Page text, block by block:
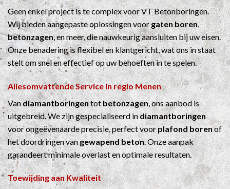
Geen enkel project is te complex voor VT Betonboringen.
Wij bieden aangepaste oplossingen voorgaten boren,
betonzagen, en meer, die nauwkeurig aansluiten bij uw eisen.
Onze benadering is flexibel en klantgericht, wat ons in staat
stelt om snel en effectief op uw behoeften in te spelen.
Allesomvattende Service in regio Menen
Vandiamantboringentotbetonzagen, ons aanbod is
uitgebreid. We zijn gespecialiseerd indiamantboringen
voor ongeëvenaarde precisie, perfect voorplafond borenof
het doordringen vangewapend beton. Onze aanpak
garandeert minimale overlast en optimale resultaten.
Toewijding aan Kwaliteit